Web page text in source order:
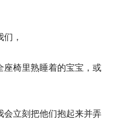
，
座椅里熟睡着的宝宝，或
会立刻把他们抱起来并弄